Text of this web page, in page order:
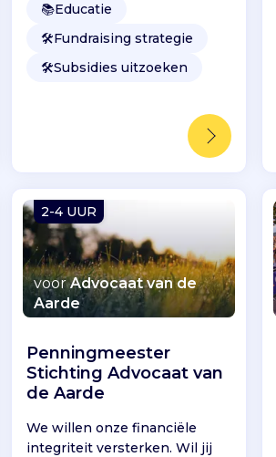
📚Educatie
🛠️Fundraising strategie
🛠️Subsidies uitzoeken
2-4 UUR
voorAdvocaat van de
Aarde
Penningmeester
Stichting Advocaat van
de Aarde
We willen onze financiële
integriteit versterken. Wil jij